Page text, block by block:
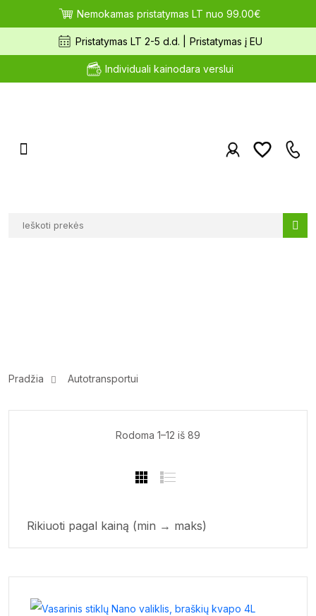
Nemokamas pristatymas LT nuo 99.00€
Pristatymas LT 2-5 d.d. | Pristatymas į EU
Individuali kainodara verslui
Pradžia Autotransportui
Rodoma 1–12 iš 89